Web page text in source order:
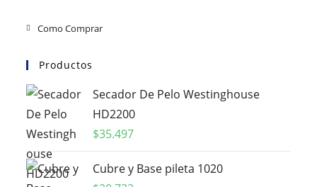
Como Comprar
Productos
Secador De Pelo Westinghouse
HD2200
$35.497
Cubre y Base pileta 1020